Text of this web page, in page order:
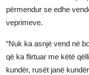
përmendur se edhe
veprimeve.
“Nuk ka asnjë vend në
që ka flirtuar me këtë
kundër, rusët janë